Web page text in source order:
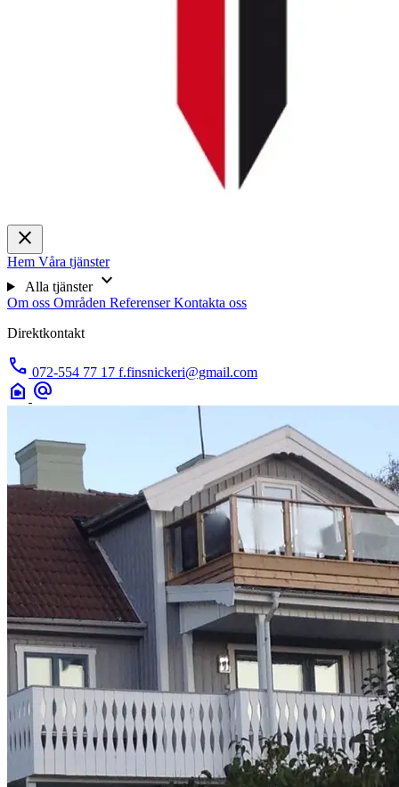
close
Hem Våra tjänster
Alla tjänster expand_more
Om oss Områden ReferenserKontakta oss
Direktkontakt
call 072-554 77 17 f.finsnickeri@gmail.com
camera_indoor alternate_email